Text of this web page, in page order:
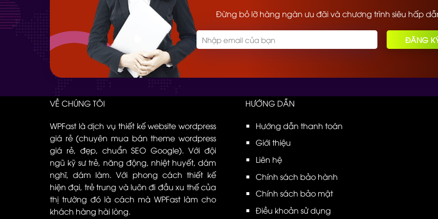
Đừng bỏ lỡ hàng ngàn ưu đãi và chương trình siêu hấp
VỀ CHÚNG TÔI
WPFast là dịch vụ thiết kế website wordpress
giá rẻ (chuyên mua bán theme wordpress
giá rẻ, đẹp, chuẩn SEO Google). Với đội
ngũ kỹ sư trẻ, năng động, nhiệt huyết, dám
nghĩ, dám làm. Với phong cách thiết kế
hiện đại, trẻ trung và luôn đi đầu xu thế của
thị trường đó là cách mà WPFast làm cho
khách hàng hài lòng.
HƯỚNG DẪN
Hướng dẫn thanh toán
Giới thiệu
Liên hệ
Chính sách bảo hành
Chính sách bảo mật
Điều khoản sử dụng